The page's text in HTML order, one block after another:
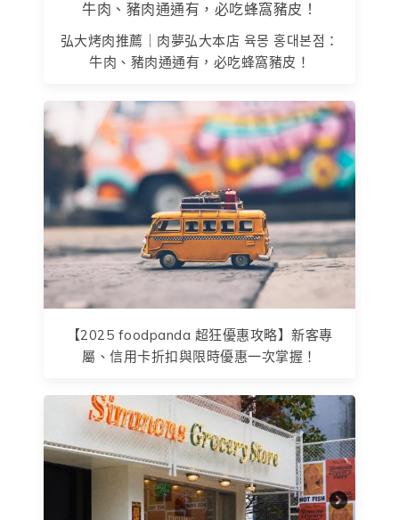
弘大烤肉推薦｜肉夢弘大本店 육몽 홍대본점：
牛肉、豬肉通通有，必吃蜂窩豬皮！
【2025 foodpanda 超狂優惠攻略】新客專
屬、信用卡折扣與限時優惠一次掌握！